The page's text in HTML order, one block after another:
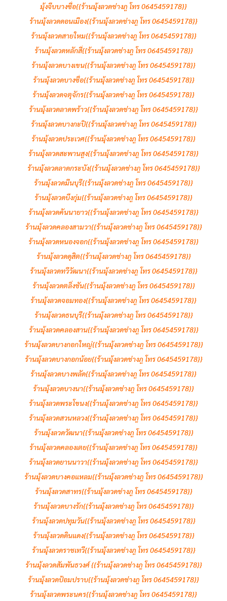
มุ้งจีบบางซื่อ{{ร้านมุ้งลวดช่างภู โทร 0645459178}}
ร้านมุ้งลวดดอนเมือง{{ร้านมุ้งลวดช่างภู โทร 0645459178}}
ร้านมุ้งลวดสายใหม{{ร้านมุ้งลวดช่างภู โทร 0645459178}}
ร้านมุ้งลวดหลักสี่{{ร้านมุ้งลวดช่างภู โทร 0645459178}}
ร้านมุ้งลวดบางเขน{{ร้านมุ้งลวดช่างภู โทร 0645459178}}
ร้านมุ้งลวดบางซื่อ{{ร้านมุ้งลวดช่างภู โทร 0645459178}}
ร้านมุ้งลวดจตุจักร{{ร้านมุ้งลวดช่างภู โทร 0645459178}}
ร้านมุ้งลวดลาดพร้าว{{ร้านมุ้งลวดช่างภู โทร 0645459178}}
ร้านมุ้งลวดบางกะปิ{{ร้านมุ้งลวดช่างภู โทร 0645459178}}
ร้านมุ้งลวดประเวศ{{ร้านมุ้งลวดช่างภู โทร 0645459178}}
ร้านมุ้งลวดสะพานสูง{{ร้านมุ้งลวดช่างภู โทร 0645459178}}
ร้านมุ้งลวดลาดกระบัง{{ร้านมุ้งลวดช่างภู โทร 0645459178}}
ร้านมุ้งลวดมีนบุรี{{ร้านมุ้งลวดช่างภู โทร 0645459178}}
ร้านมุ้งลวดบึงกุ่ม{{ร้านมุ้งลวดช่างภู โทร 0645459178}}
ร้านมุ้งลวดคันนายาว{{ร้านมุ้งลวดช่างภู โทร 0645459178}}
ร้านมุ้งลวดคลองสามวา{{ร้านมุ้งลวดช่างภู โทร 0645459178}}
ร้านมุ้งลวดหนองจอก{{ร้านมุ้งลวดช่างภู โทร 0645459178}}
ร้านมุ้งลวดดุสิต{{ร้านมุ้งลวดช่างภู โทร 0645459178}}
ร้านมุ้งลวดทวีวัฒนา{{ร้านมุ้งลวดช่างภู โทร 0645459178}}
ร้านมุ้งลวดตลิ่งชัน{{ร้านมุ้งลวดช่างภู โทร 0645459178}}
ร้านมุ้งลวดจอมทอง{{ร้านมุ้งลวดช่างภู โทร 0645459178}}
ร้านมุ้งลวดธนบุรี{{ร้านมุ้งลวดช่างภู โทร 0645459178}}
ร้านมุ้งลวดคลองสาน{{ร้านมุ้งลวดช่างภู โทร 0645459178}}
ร้านมุ้งลวดบางกอกใหญ่{{ร้านมุ้งลวดช่างภู โทร 0645459178}}
ร้านมุ้งลวดบางกอกน้อย{{ร้านมุ้งลวดช่างภู โทร 0645459178}}
ร้านมุ้งลวดบางพลัด{{ร้านมุ้งลวดช่างภู โทร 0645459178}}
ร้านมุ้งลวดบางนา{{ร้านมุ้งลวดช่างภู โทร 0645459178}}
ร้านมุ้งลวดพระโขนง{{ร้านมุ้งลวดช่างภู โทร 0645459178}}
ร้านมุ้งลวดสวนหลวง{{ร้านมุ้งลวดช่างภู โทร 0645459178}}
ร้านมุ้งลวดวัฒนา{{ร้านมุ้งลวดช่างภู โทร 0645459178}}
ร้านมุ้งลวดคลองเตย{{ร้านมุ้งลวดช่างภู โทร 0645459178}}
ร้านมุ้งลวดยานนาวา{{ร้านมุ้งลวดช่างภู โทร 0645459178}}
ร้านมุ้งลวดบางคอแหลม{{ร้านมุ้งลวดช่างภู โทร 0645459178}}
ร้านมุ้งลวดสาทร{{ร้านมุ้งลวดช่างภู โทร 0645459178}}
ร้านมุ้งลวดบางรัก{{ร้านมุ้งลวดช่างภู โทร 0645459178}}
ร้านมุ้งลวดปทุมวัน{{ร้านมุ้งลวดช่างภู โทร 0645459178}}
ร้านมุ้งลวดดินแดง{{ร้านมุ้งลวดช่างภู โทร 0645459178}}
ร้านมุ้งลวดราชเทวี{{ร้านมุ้งลวดช่างภู โทร 0645459178}}
ร้านมุ้งลวดสัมพันธวงศ์ {{ร้านมุ้งลวดช่างภู โทร 0645459178}}
ร้านมุ้งลวดป้อมปราบ{{ร้านมุ้งลวดช่างภู โทร 0645459178}}
ร้านมุ้งลวดพระนคร{{ร้านมุ้งลวดช่างภู โทร 0645459178}}